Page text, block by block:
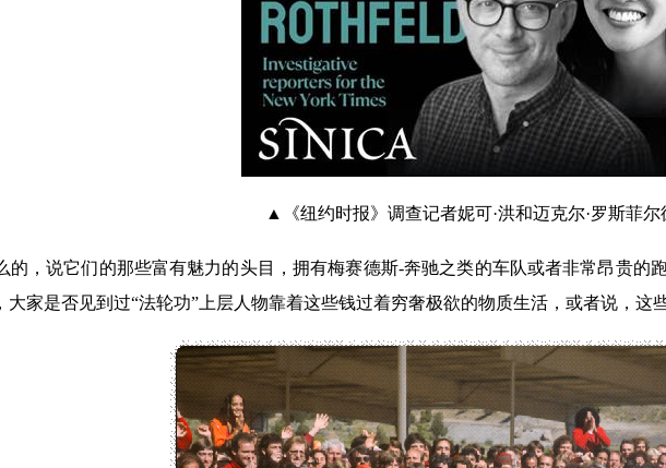
▲《纽约时报》调查记者妮可·洪和迈克尔·罗斯菲尔
的，说它们的那些富有魅力的头目，拥有梅赛德斯-奔驰之类的车队或者非常昂贵
家是否见到过“法轮功”上层人物靠着这些钱过着穷奢极欲的物质生活，或者说，这